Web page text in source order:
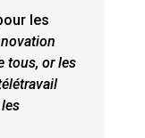
les
tous, or les